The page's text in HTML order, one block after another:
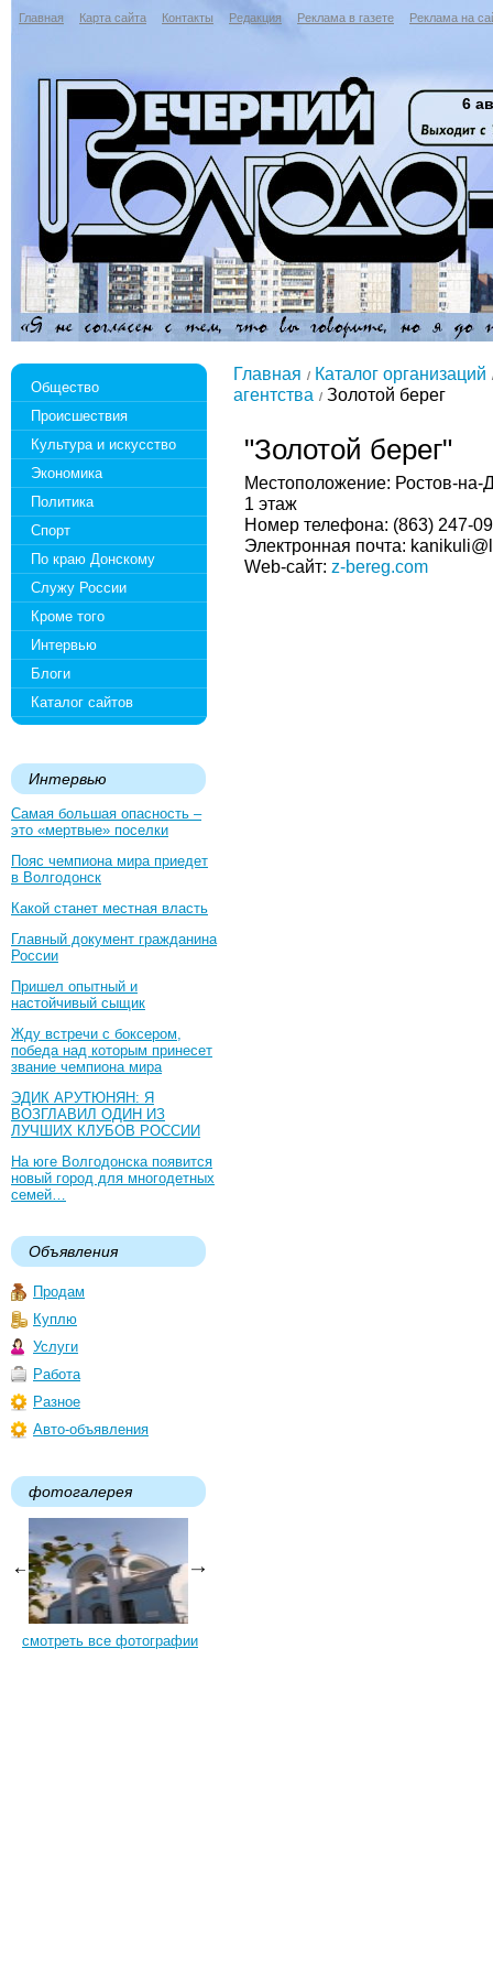
Главная Карта сайта Контакты Редакция Реклама в газете Реклама на
6
Общество
Происшествия
Культура и искусство
Экономика
Политика
Спорт
По краю Донскому
Служу России
Кроме того
Интервью
Блоги
Каталог сайтов
Интервью
Самая большая опасность –
это «мертвые» поселки
Пояс чемпиона мира приедет
в Волгодонск
Какой станет местная власть
Главный документ гражданина
России
Пришел опытный и
настойчивый сыщик
Жду встречи с боксером,
победа над которым принесет
звание чемпиона мира
ЭДИК АРУТЮНЯН: Я
ВОЗГЛАВИЛ ОДИН ИЗ
ЛУЧШИХ КЛУБОВ РОССИИ
На юге Волгодонска появится
новый город для многодетных
семей…
Объявления
Продам
Куплю
Услуги
Работа
Разное
Авто-объявления
фотогалерея
смотреть все фотографии
Главная
Каталог организаций
агентства
Золотой берег
"Золотой берег"
Местоположение: Ростов-на-
1 этаж
Номер телефона: (863) 247-
Электронная почта:
Web-сайт: z-bereg.com